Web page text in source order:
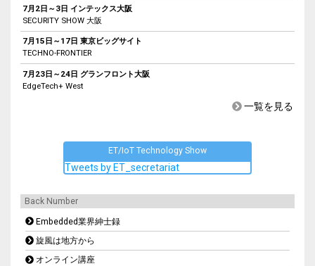
7月2日～3日 インテックス大阪
SECURITY SHOW 大阪
7月15日～17日 東京ビッグサイト
TECHNO-FRONTIER
7月23日～24日 グランフロント大阪
EdgeTech+ West
一覧を見る
ET/IoT Technology Show
Tweets by ET_secretariat
Back Number
Embedded業界紳士録
旋風は地方から
オンライン講座